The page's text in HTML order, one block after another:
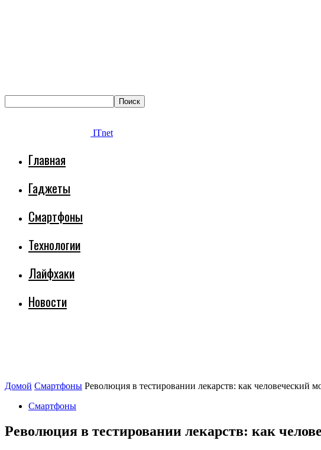
ITnet
Главная
Гаджеты
Смартфоны
Технологии
Лайфхаки
Новости
Домой Смартфоны Революция в тестировании лекарств: как человеческий
Смартфоны
Революция в тестировании лекарств: как